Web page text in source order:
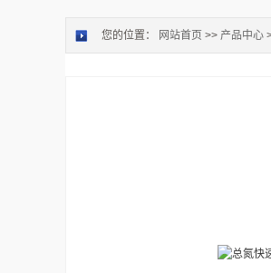
您的位置： 网站首页 >> 产品中心